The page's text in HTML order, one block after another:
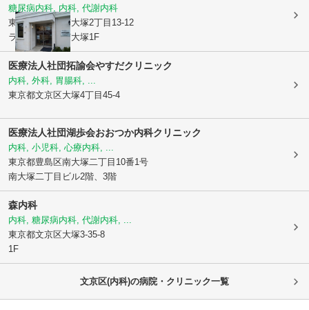
糖尿病内科, 内科, 代謝内科
東京都豊島区南大塚2丁目13-12
ラ・コリーナ南大塚1F
医療法人社団拓諭会やすだクリニック
内科, 外科, 胃腸科, ...
東京都文京区大塚4丁目45-4
医療法人社団湖歩会おおつか内科クリニック
内科, 小児科, 心療内科, ...
東京都豊島区南大塚二丁目10番1号
南大塚二丁目ビル2階、3階
森内科
内科, 糖尿病内科, 代謝内科, ...
東京都文京区大塚3-35-8
1F
文京区(内科)の病院・クリニック一覧